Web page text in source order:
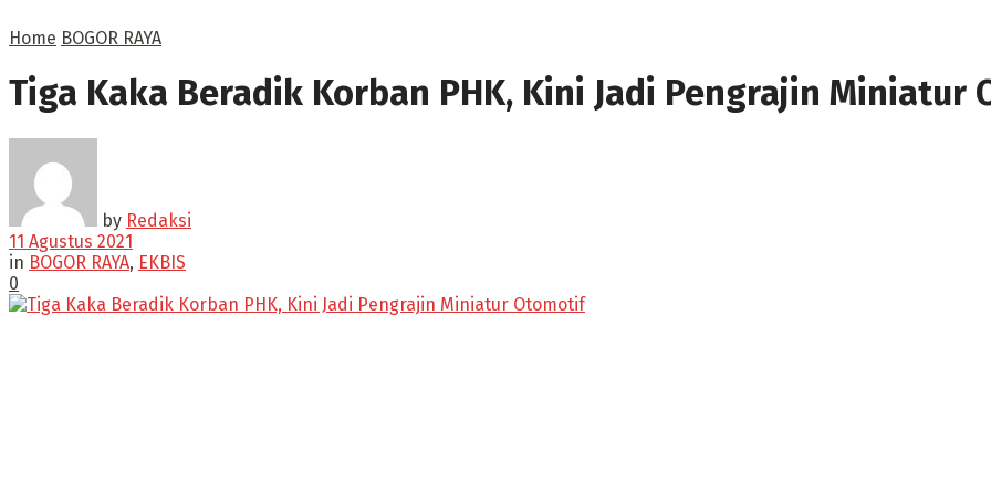
Home BOGOR RAYA
Tiga Kaka Beradik Korban PHK, Kini Jadi Pengrajin Miniatur
by Redaksi
11 Agustus 2021
in BOGOR RAYA, EKBIS
0